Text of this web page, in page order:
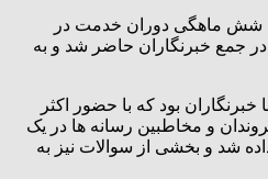
شش ماهگی دوران خدمت در
جمع خبرنگاران حاضر شد و به
بود که با حضور اکثر
و مخاطبین رسانه ها در یک
شد و بخشی از سوالات نیز به